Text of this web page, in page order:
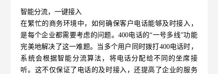
智能分流，一键接入
在繁忙的商务环境中，如何确保客户电话能够及时接入，
是每个企业都需要考虑的问题。400电话的“一号多线”功能
完美地解决了这一难题。当多个用户同时拨打400电话时，
系统会根据智能分流算法，将电话分配给不同的坐席接
听。这不仅保证了电话的及时接入，还提高了企业的服务